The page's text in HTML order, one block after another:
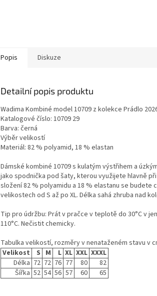
Popis Diskuze
Detailní popis produktu
Wadima Kombiné model 10709 z kolekce Prádlo
Katalogové číslo: 10709 29
Barva: černá
Výběr velikostí
Materiál: 82 % polyamid, 18 % elastan
Dámské kombiné 10709 s kulatým výstřihem a
jako spodnička pod šaty, kterou využijete hlavně
složení 82 % polyamidu a 18 % elastanu se budete
velikostech od S až po XL. Délka sahá zhruba nad
Tip pro údržbu: Prát v pračce v teplotě do 30°C v
110°C. Nečistit chemicky.
Tabulka velikostí, rozměry v nenataženém stavu v
Velikost
S M L XL XXL XXXL
Délka 72 72 76 77 80
82
Šířka 52 54 56 57 60 65